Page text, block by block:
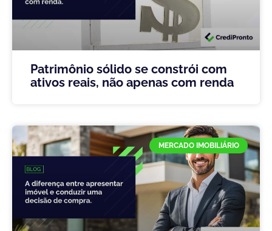
Patrimônio sólido se constrói com
ativos reais, não apenas com renda
MERCADO IMOBILIÁRIO